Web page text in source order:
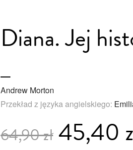
Diana. Jej
Andrew Morton
Przekład z języka angielskiego:
64,90 zł45,40